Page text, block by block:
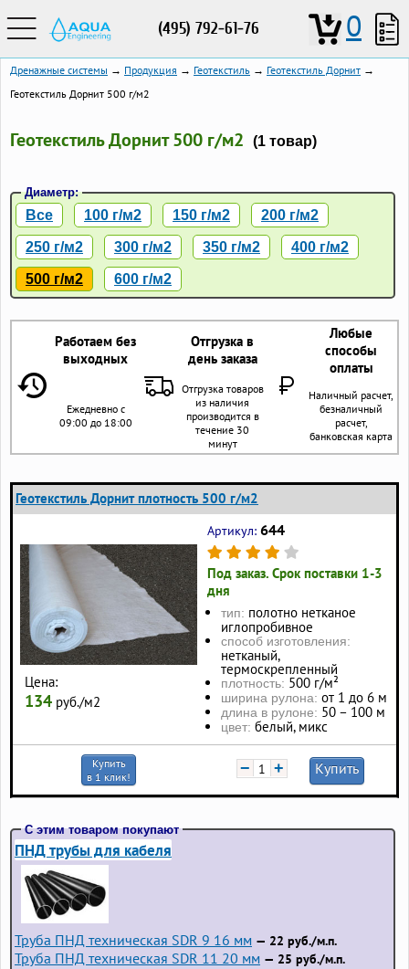
(495) 792-61-76 0
Дренажные системы → Продукция → Геотекстиль → Геотекстиль Дорнит →
Геотекстиль Дорнит 500 г/м2
Геотекстиль Дорнит 500 г/м2 (1 товар)
Диаметр:
Все 100 г/м2 150 г/м2 200 г/м2
250 г/м2 300 г/м2 350 г/м2 400 г/м2
500 г/м2 600 г/м2
Работаем без
выходных
Отгрузка в
день заказа
Любые
способы
оплаты
Ежедневно с
09:00 до 18:00
Отгрузка товаров
из наличия
производится в
течение 30
минут
Наличный расчет,
безналичный
расчет,
банковская карта
Геотекстиль Дорнит плотность 500 г/м2
Цена:
134 руб./м2
Артикул: 644
Под заказ. Срок поставки 1-3
дня
тип: полотно нетканое
иглопробивное
способ изготовления:
нетканый,
термоскрепленный
плотность: 500 г/м²
ширина рулона: от 1 до 6 м
длина в рулоне: 50 – 100 м
цвет: белый, микс
Купить
в 1 клик!
− + Купить
С этим товаром покупают
ПНД трубы для кабеля
Труба ПНД техническая SDR 9 16 мм — 22 руб./м.п.
Труба ПНД техническая SDR 11 20 мм — 25 руб./м.п.